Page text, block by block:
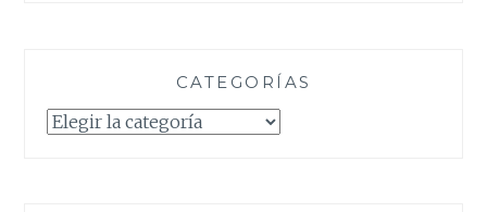
CATEGORÍAS
Categorías